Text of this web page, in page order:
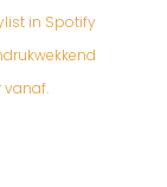
in Spotify
vanaf.